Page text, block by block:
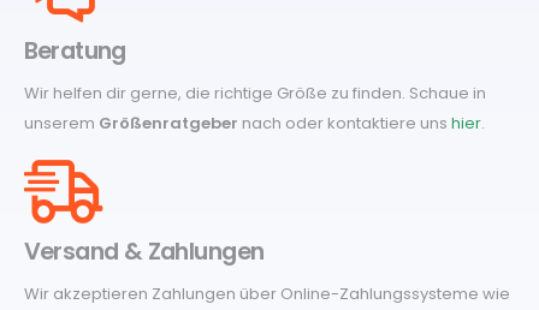
Beratung
Wir helfen dir gerne, die richtige Größe zu finden. Schaue in
unserem Größenratgeber nach oder kontaktiere uns hier.
Versand & Zahlungen
Wir akzeptieren Zahlungen über Online-Zahlungssysteme wie